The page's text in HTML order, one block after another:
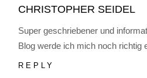
CHRISTOPHER SEIDEL
Super geschriebener und
Blog werde ich mich noch richtig
REPLY